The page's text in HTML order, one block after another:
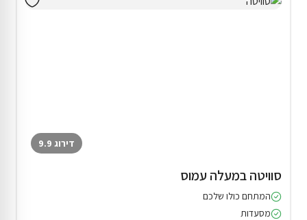
דירוג 9.9
סוויטה במעלה עמוס
המתחם כולו שלכם
מסעדות